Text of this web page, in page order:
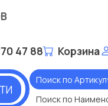
47 88 Корзина
Поиск по
Поиск по